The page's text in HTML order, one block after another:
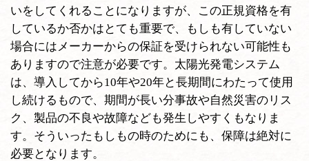
いをしてくれることになりますが、この正規資格を有
しているか否かはとても重要で、もしも有していない
場合にはメーカーからの保証を受けられない可能性も
ありますので注意が必要です。太陽光発電システム
は、導入してから10年や20年と長期間にわたって使用
し続けるもので、期間が長い分事故や自然災害のリス
ク、製品の不良や故障なども発生しやすくもなりま
す。そういったもしもの時のためにも、保障は絶対に
必要となります。